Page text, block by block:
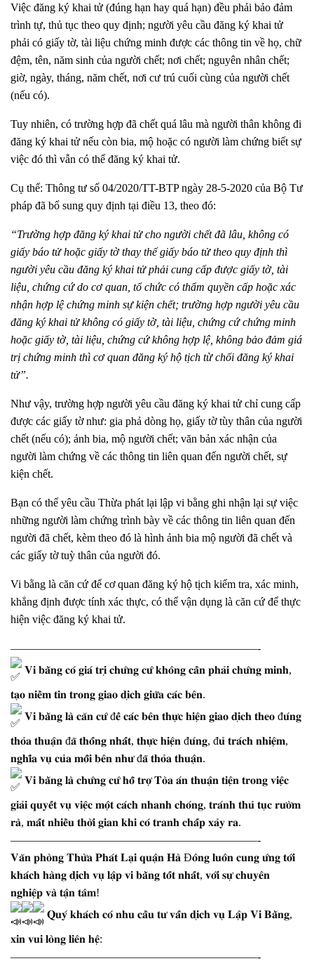
Việc đăng ký khai tử (đúng hạn hay quá hạn) đều phải bảo đảm
trình tự, thủ tục theo quy định; người yêu cầu đăng ký khai tử
phải có giấy tờ, tài liệu chứng minh được các thông tin về họ, chữ
đệm, tên, năm sinh của người chết; nơi chết; nguyên nhân chết;
giờ, ngày, tháng, năm chết, nơi cư trú cuối cùng của người chết
(nếu có).
Tuy nhiên, có trường hợp đã chết quá lâu mà người thân không đi
đăng ký khai tử nếu còn bia, mộ hoặc có người làm chứng biết sự
việc đó thì vẫn có thể đăng ký khai tử.
Cụ thể: Thông tư số 04/2020/TT-BTP ngày 28-5-2020 của Bộ Tư
pháp đã bổ sung quy định tại điều 13, theo đó:
“Trường hợp đăng ký khai tử cho người chết đã lâu, không có
giấy báo tử hoặc giấy tờ thay thế giấy báo tử theo quy định thì
người yêu cầu đăng ký khai tử phải cung cấp được giấy tờ, tài
liệu, chứng cứ do cơ quan, tổ chức có thẩm quyền cấp hoặc xác
nhận hợp lệ chứng minh sự kiện chết; trường hợp người yêu cầu
đăng ký khai tử không có giấy tờ, tài liệu, chứng cứ chứng minh
hoặc giấy tờ, tài liệu, chứng cứ không hợp lệ, không bảo đảm giá
trị chứng minh thì cơ quan đăng ký hộ tịch từ chối đăng ký khai
tử”.
Như vậy, trường hợp người yêu cầu đăng ký khai tử chỉ cung cấp
được các giấy tờ như: gia phả dòng họ, giấy tờ tùy thân của người
chết (nếu có); ảnh bia, mộ người chết; văn bản xác nhận của
người làm chứng về các thông tin liên quan đến người chết, sự
kiện chết.
Bạn có thể yêu cầu Thừa phát lại lập vi bằng ghi nhận lại sự việc
những người làm chứng trình bày về các thông tin liên quan đến
người đã chết, kèm theo đó là hình ảnh bia mộ người đã chết và
các giấy tờ tuỳ thân của người đó.
Vi bằng là căn cứ để cơ quan đăng ký hộ tịch kiểm tra, xác minh,
khẳng định được tính xác thực, có thể vận dụng là căn cứ để thực
hiện việc đăng ký khai tử.
——————————————————————-
𝐕𝐢 𝐛𝐚̆̀𝐧𝐠 𝐜𝐨́ 𝐠𝐢𝐚́ 𝐭𝐫𝐢̣ 𝐜𝐡𝐮̛́𝐧𝐠 𝐜𝐮̛́ 𝐤𝐡𝐨̂𝐧𝐠 𝐜𝐚̂̀𝐧 𝐩𝐡𝐚̉𝐢 𝐜𝐡𝐮̛́𝐧𝐠 𝐦𝐢𝐧𝐡,
𝐭𝐚̣𝐨 𝐧𝐢𝐞̂̀𝐦 𝐭𝐢𝐧 𝐭𝐫𝐨𝐧𝐠 𝐠𝐢𝐚𝐨 𝐝𝐢̣𝐜𝐡 𝐠𝐢𝐮̛̃𝐚 𝐜𝐚́𝐜 𝐛𝐞̂𝐧.
𝐕𝐢 𝐛𝐚̆̀𝐧𝐠 𝐥𝐚̀ 𝐜𝐚̆𝐧 𝐜𝐮̛́ đ𝐞̂̉ 𝐜𝐚́𝐜 𝐛𝐞̂𝐧 𝐭𝐡𝐮̛̣𝐜 𝐡𝐢𝐞̣̂𝐧 𝐠𝐢𝐚𝐨 𝐝𝐢̣𝐜𝐡 𝐭𝐡𝐞𝐨 đ𝐮́𝐧𝐠
𝐭𝐡𝐨̉𝐚 𝐭𝐡𝐮𝐚̣̂𝐧 đ𝐚̃ 𝐭𝐡𝐨̂́𝐧𝐠 𝐧𝐡𝐚̂́𝐭, 𝐭𝐡𝐮̛̣𝐜 𝐡𝐢𝐞̣̂𝐧 đ𝐮́𝐧𝐠, đ𝐮̉ 𝐭𝐫𝐚́𝐜𝐡 𝐧𝐡𝐢𝐞̣̂𝐦,
𝐧𝐠𝐡𝐢̃𝐚 𝐯𝐮̣ 𝐜𝐮̉𝐚 𝐦𝐨̂̃𝐢 𝐛𝐞̂𝐧 𝐧𝐡𝐮̛ đ𝐚̃ 𝐭𝐡𝐨̉𝐚 𝐭𝐡𝐮𝐚̣̂𝐧.
𝐕𝐢 𝐛𝐚̆̀𝐧𝐠 𝐥𝐚̀ 𝐜𝐡𝐮̛́𝐧𝐠 𝐜𝐮̛́ 𝐡𝐨̂̃ 𝐭𝐫𝐨̛̣ 𝐓𝐨̀𝐚 𝐚́𝐧 𝐭𝐡𝐮𝐚̣̂𝐧 𝐭𝐢𝐞̣̂𝐧 𝐭𝐫𝐨𝐧𝐠 𝐯𝐢𝐞̣̂𝐜
𝐠𝐢𝐚̉𝐢 𝐪𝐮𝐲𝐞̂́𝐭 𝐯𝐮̣ 𝐯𝐢𝐞̣̂𝐜 𝐦𝐨̣̂𝐭 𝐜𝐚́𝐜𝐡 𝐧𝐡𝐚𝐧𝐡 𝐜𝐡𝐨́𝐧𝐠, 𝐭𝐫𝐚́𝐧𝐡 𝐭𝐡𝐮̉ 𝐭𝐮̣𝐜 𝐫𝐮̛𝐨̛̀𝐦
𝐫𝐚̀, 𝐦𝐚̂́𝐭 𝐧𝐡𝐢𝐞̂̀𝐮 𝐭𝐡𝐨̛̀𝐢 𝐠𝐢𝐚𝐧 𝐤𝐡𝐢 𝐜𝐨́ 𝐭𝐫𝐚𝐧𝐡 𝐜𝐡𝐚̂́𝐩 𝐱𝐚̉𝐲 𝐫𝐚.
——————————————————————-
𝐕𝐚̆𝐧 𝐩𝐡𝐨̀𝐧𝐠 𝐓𝐡𝐮̛̀𝐚 𝐏𝐡𝐚́𝐭 𝐋𝐚̣𝐢 𝐪𝐮𝐚̣̂𝐧 𝐇𝐚̀ Đ𝐨̂𝐧𝐠 𝐥𝐮𝐨̂𝐧 𝐜𝐮𝐧𝐠 𝐮̛́𝐧𝐠 𝐭𝐨̛́𝐢
𝐤𝐡𝐚́𝐜𝐡 𝐡𝐚̀𝐧𝐠 𝐝𝐢̣𝐜𝐡 𝐯𝐮̣ 𝐥𝐚̣̂𝐩 𝐯𝐢 𝐛𝐚̆̀𝐧𝐠 𝐭𝐨̂́𝐭 𝐧𝐡𝐚̂́𝐭, 𝐯𝐨̛́𝐢 𝐬𝐮̛̣ 𝐜𝐡𝐮𝐲𝐞̂𝐧
𝐧𝐠𝐡𝐢𝐞̣̂𝐩 𝐯𝐚̀ 𝐭𝐚̣̂𝐧 𝐭𝐚̂𝐦!
𝐐𝐮𝐲́ 𝐤𝐡𝐚́𝐜𝐡 𝐜𝐨́ 𝐧𝐡𝐮 𝐜𝐚̂̀𝐮 𝐭𝐮̛ 𝐯𝐚̂́𝐧 𝐝𝐢̣𝐜𝐡 𝐯𝐮̣ 𝐋𝐚̣̂𝐩 𝐕𝐢 𝐁𝐚̆̀𝐧𝐠,
𝐱𝐢𝐧 𝐯𝐮𝐢 𝐥𝐨̀𝐧𝐠 𝐥𝐢𝐞̂𝐧 𝐡𝐞̣̂:
——————————————————————-